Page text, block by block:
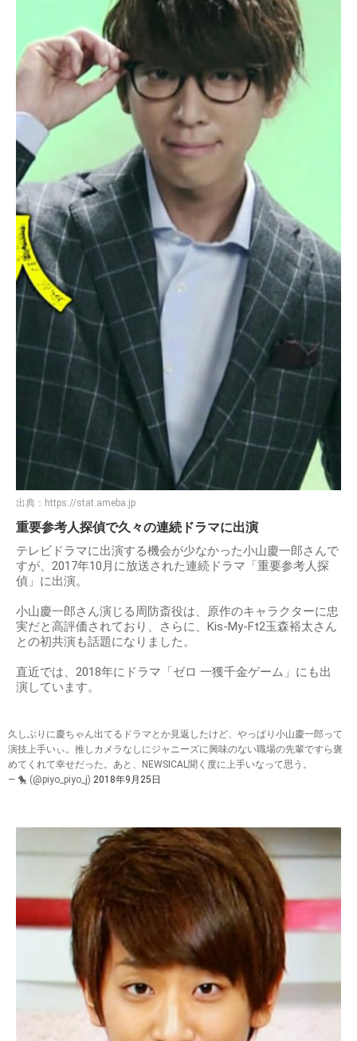
出典： https://stat.ameba.jp
重要参考人探偵で久々の連続ドラマに出演
テレビドラマに出演する機会が少なかった小山慶一郎さんで
すが、2017年10月に放送された連続ドラマ「重要参考人探
偵」に出演。
小山慶一郎さん演じる周防斎役は、原作のキャラクターに忠
実だと高評価されており、さらに、Kis-My-Ft2玉森裕太さん
との初共演も話題になりました。
直近では、2018年にドラマ「ゼロ 一獲千金ゲーム」にも出
演しています。
久しぶりに慶ちゃん出てるドラマとか見返したけど、やっぱり小山慶一郎って
演技上手いぃ。推しカメラなしにジャニーズに興味のない職場の先輩ですら褒
めてくれて幸せだった。あと、NEWSICAL聞く度に上手いなって思う。
— 🐤 (@piyo_piyo_j) 2018年9月25日